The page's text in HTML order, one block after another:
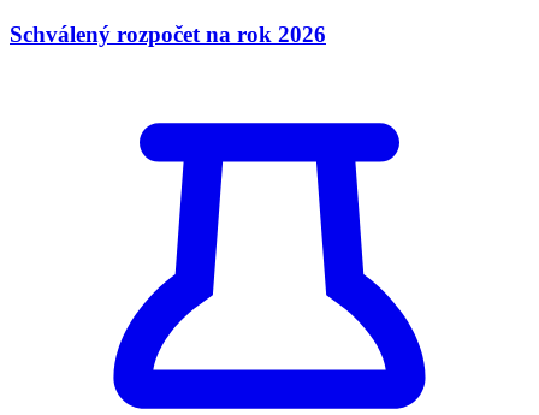
Schválený rozpočet na rok 2026